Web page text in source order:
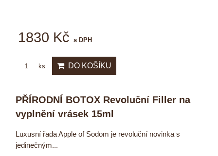
1830 Kč s DPH
ks DO KOŠÍKU
PŘÍRODNÍ BOTOX Revoluční Filler na
vyplnění vrásek 15ml
Luxusní řada Apple of Sodom je revoluční novinka s
jedinečným...